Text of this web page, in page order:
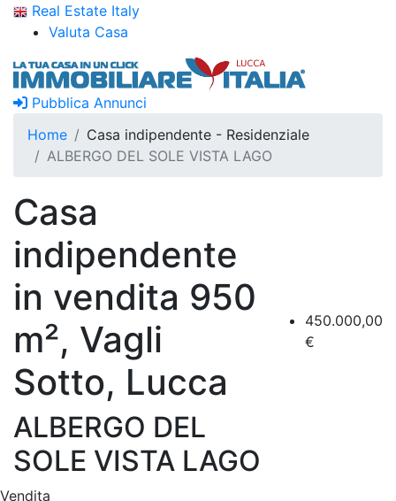
Real Estate Italy
Valuta Casa
Pubblica Annunci
Home
Casa indipendente - Residenziale
ALBERGO DEL SOLE VISTA LAGO
Casa
indipendente
in vendita 950
m², Vagli
Sotto, Lucca
ALBERGO DEL
SOLE VISTA LAGO
450.000,00
€
Vendita